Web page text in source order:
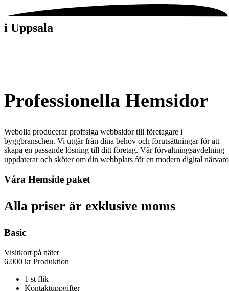
i Uppsala
Professionella Hemsidor
Webolia producerar proffsiga webbsidor till företagare i
byggbranschen. Vi utgår från dina behov och förutsättningar för att
skapa en passande lösning till ditt företag. Vår förvaltningsavdelning
uppdaterar och sköter om din webbplats för en modern digital
Våra Hemside paket
Alla priser är exklusive moms
Basic
Visitkort på nätet
6.000 kr Produktion
1 st flik
Kontaktuppgifter